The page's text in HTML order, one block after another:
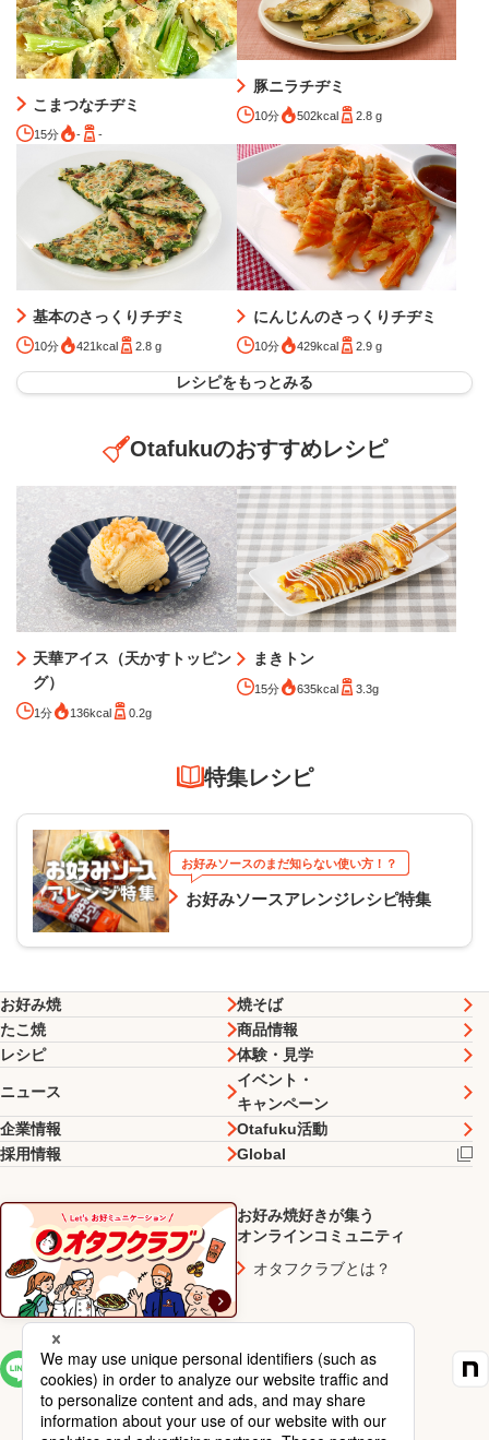
こまつなチヂミ
15分 - -
豚ニラチヂミ
10分 502kcal 2.8 g
基本のさっくりチヂミ
10分 421kcal 2.8 g
にんじんのさっくりチヂミ
10分 429kcal 2.9 g
レシピをもっとみる
Otafukuのおすすめレシピ
天華アイス（天かすトッピン
グ）
1分 136kcal 0.2g
まきトン
15分 635kcal 3.3g
特集レシピ
お好みソースのまだ知らない使い方！？
お好みソースアレンジレシピ特集
お好み焼
焼そば
たこ焼
商品情報
レシピ
体験・見学
ニュース
イベント・
キャンペーン
企業情報
Otafuku活動
採用情報
Global
お好み焼好きが集う
オンラインコミュニティ
オタフクラブとは？
SNS一覧